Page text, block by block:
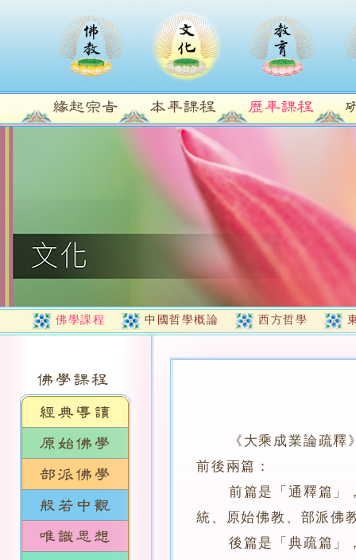
佛學課程 中國哲學概論 西方哲學
《大乘成業論疏
前後兩篇：
前篇是「通釋篇」，
統、原始佛教、部派佛
後篇是「典疏篇」，